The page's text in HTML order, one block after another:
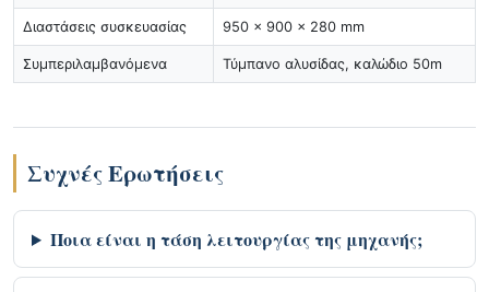
Διαστάσεις συσκευασίας 950 x 900 x 280 mm
Συμπεριλαμβανόμενα Τύμπανο αλυσίδας, καλώδιο 50m
Συχνές Ερωτήσεις
Ποια είναι η τάση λειτουργίας της μηχανής;